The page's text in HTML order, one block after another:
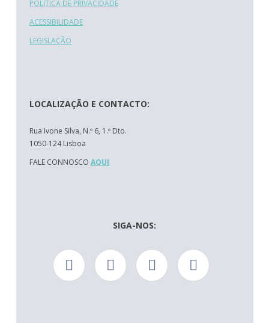
POLÍTICA DE PRIVACIDADE
ACESSIBILIDADE
LEGISLAÇÃO
LOCALIZAÇÃO E CONTACTO:
Rua Ivone Silva, N.º 6, 1.º Dto.
1050-124 Lisboa
FALE CONNOSCO AQUI
SIGA-NOS: